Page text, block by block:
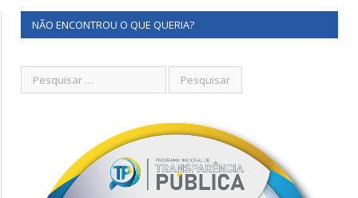
NÃO ENCONTROU O QUE QUERIA?